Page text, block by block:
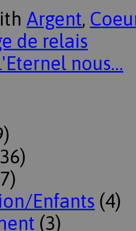
Argent,
de relais
nous…
Enfants (4)
(3)